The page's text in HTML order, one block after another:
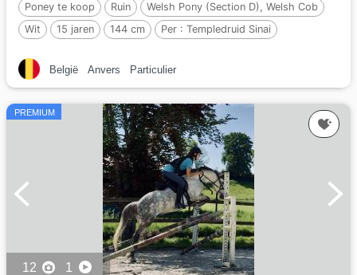
Poney te koop Ruin
Welsh Pony (Section D), Welsh Cob
Wit
15 jaren 144 cm Per : Templedruid Sinai
België Anvers Particulier
PREMIUM
12 1